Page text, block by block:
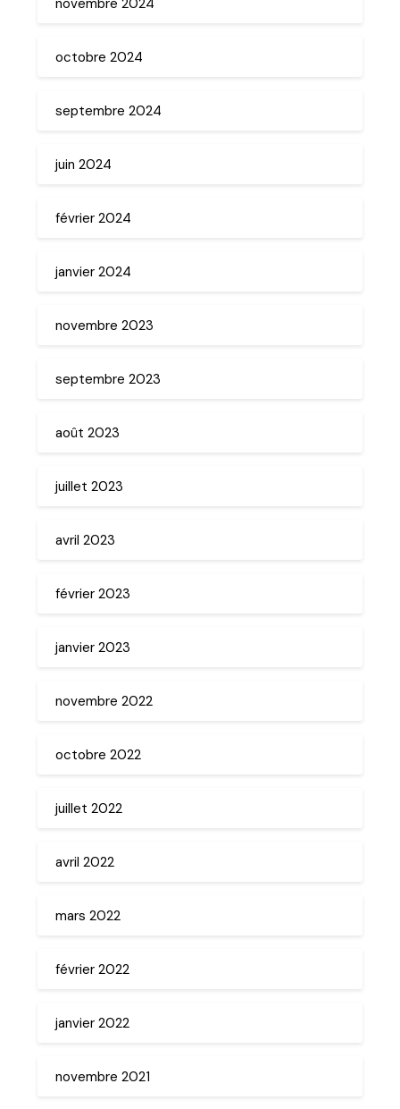
octobre 2024
septembre 2024
juin 2024
février 2024
janvier 2024
novembre 2023
septembre 2023
août 2023
juillet 2023
avril 2023
février 2023
janvier 2023
novembre 2022
octobre 2022
juillet 2022
avril 2022
mars 2022
février 2022
janvier 2022
novembre 2021